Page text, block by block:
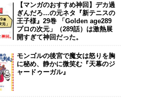
【マンガのおすすめ神回】デカ過
ぎんだろ…の元ネタ『新テニスの
王子様』29巻 「Golden age289
プロの次元」（289話）は激熱展
開すぎて神回だった。
モンゴルの後宮で魔女は怒りを胸
に秘め、静かに微笑む『天幕のジ
ャードゥーガル』